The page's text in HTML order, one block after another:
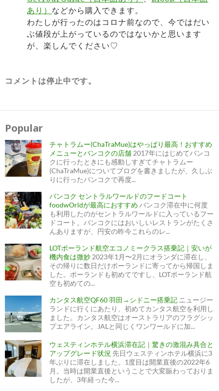
あり） などから購入できます。
わたしが行ったのはコロナ前なので、今ではだい
ぶ値段が上がっているのではないかと思います
が、楽しんでください♡
コメントは停止中です。
Popular
チャトラムー(ChaTraMue)はやっぱり最高！おすすめ
メニューとバンコクの店舗 2017年にはじめてバンコ
クに行ったときにも感動しすぎてチャトラムー
(ChaTraMue)についてブログを書きましたが、久しぶ
りに行ったバンコクで再度...
バンコク セントラルワールドのフードコート
foodwOrldが最高におすすめ バンコク滞在中に何度
も利用したのがセントラルワールドに入っているフー
ドコート。バンコクにはおいしいレストランがたくさ
んありますが、円安の昨今これらのレ...
LOTポーランド航空エコノミークラス搭乗記｜安いが
機内食は微妙 2023年1月〜2月にオランダに滞在し、
その帰りに数日だけポーランドに寄ってから帰国しま
した。ポーランドも初めてですし、LOTポーランド航
空も初めての...
カンタス航空QF60 羽田→シドニー搭乗記 ニュージー
ランドに行くにあたり、初めてカンタス航空を利用し
ました。カンタス航空はオーストラリアのフラグシッ
プエアライン。JALと同じくワンワールドに加...
ウェスティンホテル横浜滞在記｜驚きの激混み具合と
アップグレード状況 先日ウェスティンホテル横浜に3
年ぶりに滞在しました。1度目は開業直後の2022年6
月。当時は開業直後ということで大変賑わっておりま
したが、3年経った今...